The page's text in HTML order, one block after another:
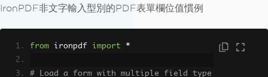
IronPDF非文字輸入型別的PDF表單欄位值慣例
from ironpdf import *
# Load a form with multiple field type